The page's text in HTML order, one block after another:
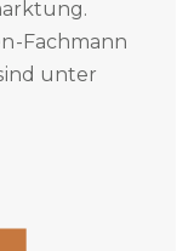
sich für
Fachmann